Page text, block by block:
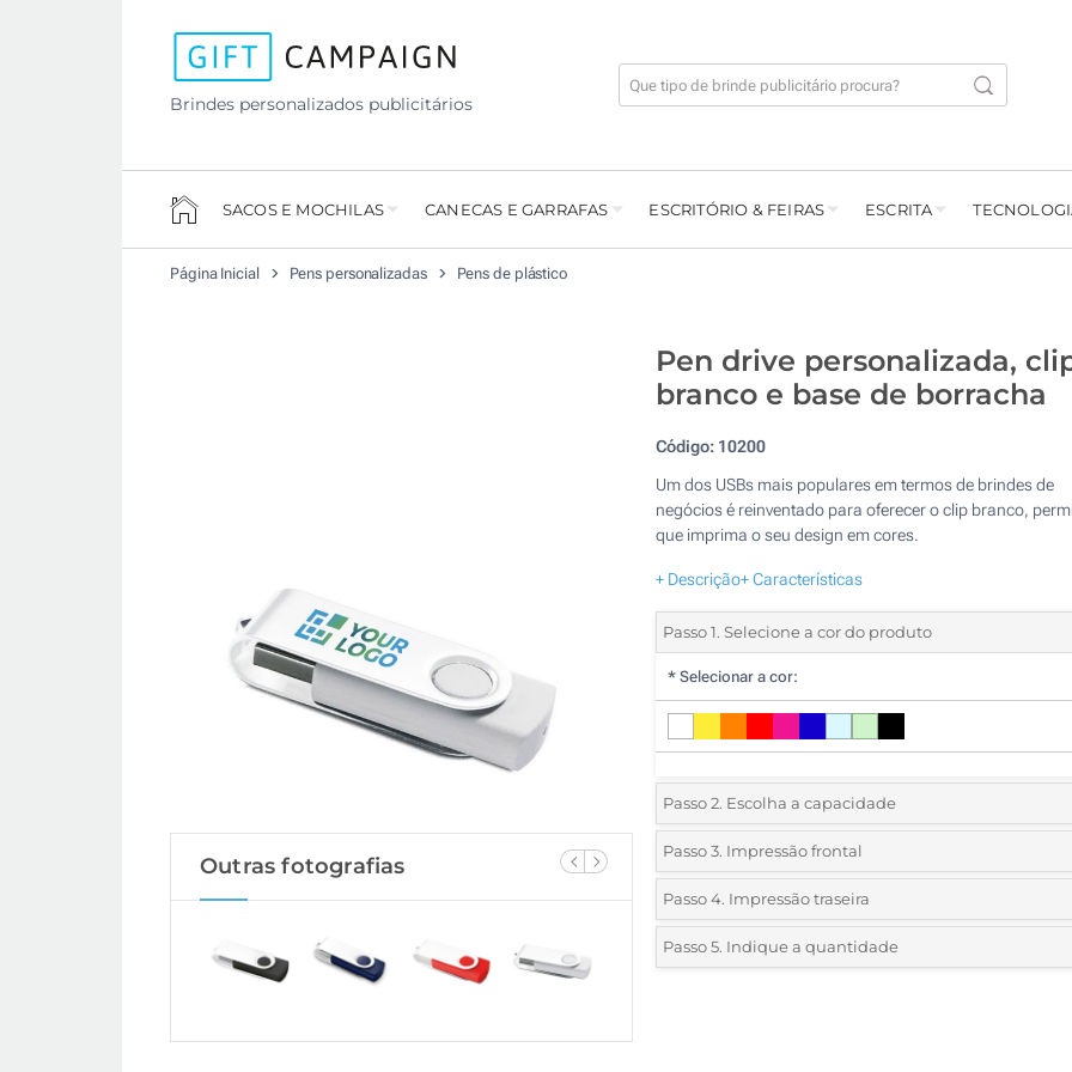
Brindes personalizados publicitários
SACOS E MOCHILAS CANECAS E GARRAFAS ESCRITÓRIO & FEIRAS ESCRITA
Página Inicial Pens personalizadas Pens de plástico
Outras fotografias
Pen drive personalizada,
branco e base de borracha
Código: 10200
Um dos USBs mais populares em termos de brindes de
negócios é reinventado para oferecer o clip branco,
que imprima o seu design em cores.
+ Descrição+ Características
Passo 1. Selecione a cor do produto
* Selecionar a cor:
Passo 2. Escolha a capacidade
1 GB
2 GB
4 GB
Passo 3. Impressão frontal
*Selecione a técnica de personalização e o número de
do seu logotipo:
Serigrafia a 1 Cor
Passo 4. Impressão traseira
*Selecione a técnica de personalização e o número de
do seu logotipo:
Passo 5. Indique a quantidade